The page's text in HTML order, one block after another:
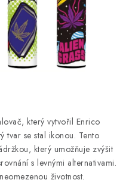
Doprava & Platba
který vytvořil Enrico
tvar se stal ikonou. Tento
který umožňuje zvýšit
s levnými alternativami.
životnost.